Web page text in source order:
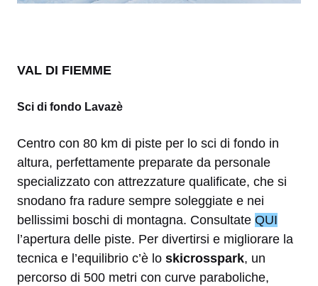
VAL DI FIEMME
Sci di fondo Lavazè
Centro con 80 km di piste per lo sci di fondo in
altura, perfettamente preparate da personale
specializzato con attrezzature qualificate, che si
snodano fra radure sempre soleggiate e nei
bellissimi boschi di montagna. Consultate QUI
l’apertura delle piste. Per divertirsi e migliorare la
tecnica e l’equilibrio c’è lo skicrosspark, un
percorso di 500 metri con curve paraboliche,